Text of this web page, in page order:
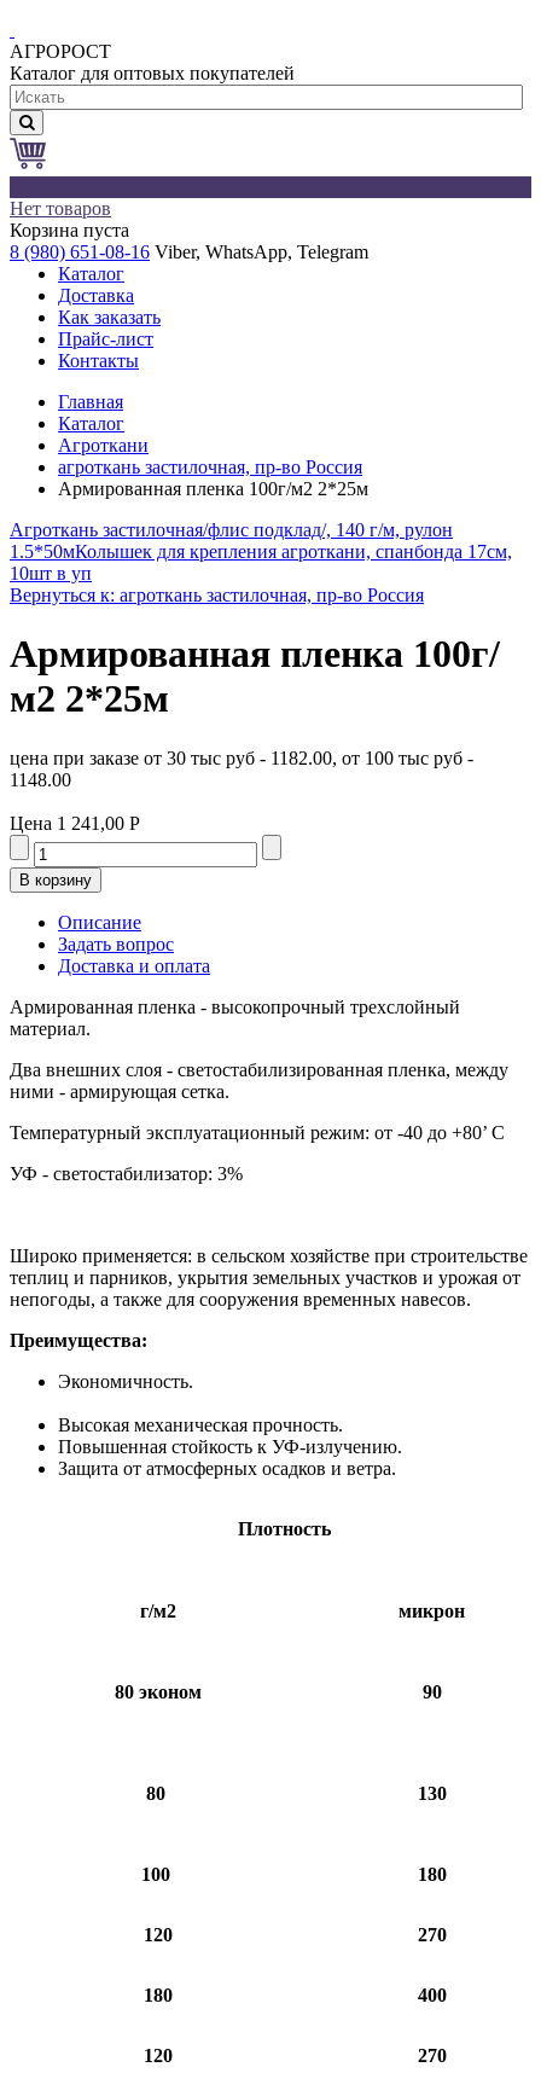
АГРОРОСТ
Каталог для оптовых покупателей
Нет товаров
Корзина пуста
8 (980) 651-08-16 Viber, WhatsApp, Telegram
Каталог
Доставка
Как заказать
Прайс-лист
Контакты
Главная
Каталог
Агроткани
агроткань застилочная, пр-во Россия
Армированная пленка 100г/м2 2*25м
Агроткань застилочная/флис подклад/, 140 г/м, рулон
1.5*50мКолышек для крепления агроткани, спанбонда 17см,
10шт в уп
Вернуться к: агроткань застилочная, пр-во Россия
Армированная пленка 100г/
м2 2*25м
цена при заказе от 30 тыс руб - 1182.00, от 100 тыс руб -
1148.00
Цена 1 241,00 Р
Описание
Задать вопрос
Доставка и оплата
Армированная пленка - высокопрочный трехслойный
материал.
Два внешних слоя - светостабилизированная пленка, между
ними - армирующая сетка.
Температурный эксплуатационный режим: от -40 до +80’ C
УФ - светостабилизатор: 3%
Широко применяется: в сельском хозяйстве при строительстве
теплиц и парников, укрытия земельных участков и урожая от
непогоды, а также для сооружения временных навесов.
Преимущества:
Высокая механическая прочность.
Повышенная стойкость к УФ-излучению.
Защита от атмосферных осадков и ветра.
Плотность
г/м2 микрон
80 эконом 90
80 130
100 180
120 270
180 400
120 270